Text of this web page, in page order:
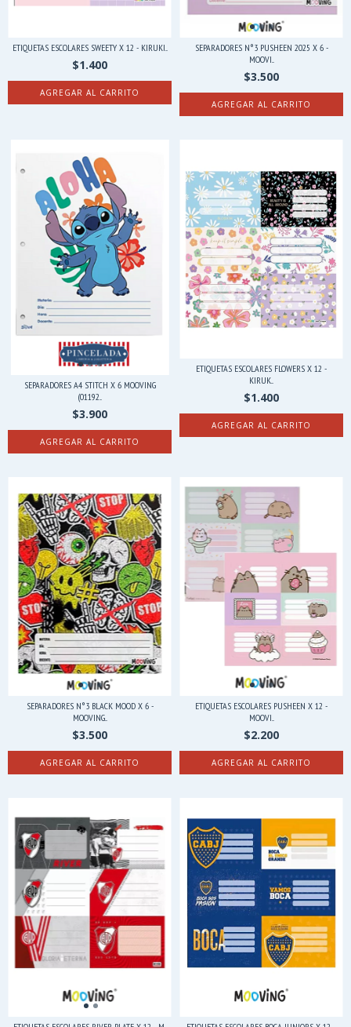
ETIQUETAS ESCOLARES SWEETY X 12 - KIRUKI...
$1.400
SEPARADORES N°3 PUSHEEN 2025 X 6 -
MOOVI...
$3.500
SEPARADORES A4 STITCH X 6 MOOVING
(01192...
$3.900
ETIQUETAS ESCOLARES FLOWERS X 12 -
KIRUK...
$1.400
SEPARADORES N°3 BLACK MOOD X 6 -
MOOVING...
$3.500
ETIQUETAS ESCOLARES PUSHEEN X 12 -
MOOVI...
$2.200
AGREGAR AL CARRITO